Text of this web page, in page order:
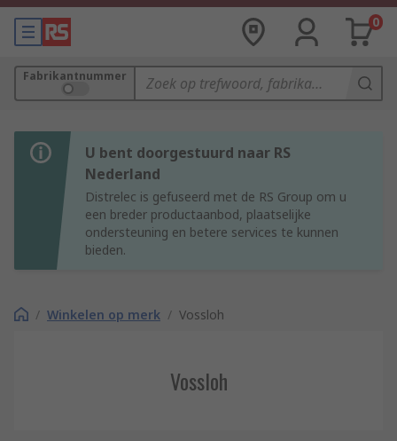
0
Fabrikantnummer
U bent doorgestuurd naar RS
Nederland
Distrelec is gefuseerd met de RS Group om u
een breder productaanbod, plaatselijke
ondersteuning en betere services te kunnen
bieden.
/ Winkelen op merk / Vossloh
Vossloh